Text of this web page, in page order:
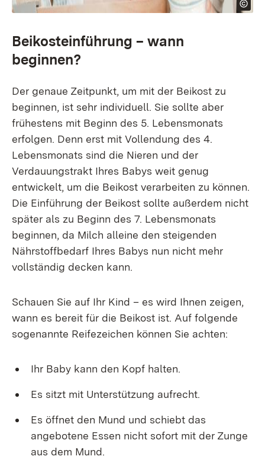
Beikosteinführung – wann
beginnen?
Der genaue Zeitpunkt, um mit der Beikost zu
beginnen, ist sehr individuell. Sie sollte aber
frühestens mit Beginn des 5. Lebensmonats
erfolgen. Denn erst mit Vollendung des 4.
Lebensmonats sind die Nieren und der
Verdauungstrakt Ihres Babys weit genug
entwickelt, um die Beikost verarbeiten zu können.
Die Einführung der Beikost sollte außerdem nicht
später als zu Beginn des 7. Lebensmonats
beginnen, da Milch alleine den steigenden
Nährstoffbedarf Ihres Babys nun nicht mehr
vollständig decken kann.
Schauen Sie auf Ihr Kind – es wird Ihnen zeigen,
wann es bereit für die Beikost ist. Auf folgende
sogenannte Reifezeichen können Sie achten:
Ihr Baby kann den Kopf halten.
Es sitzt mit Unterstützung aufrecht.
Es öffnet den Mund und schiebt das
angebotene Essen nicht sofort mit der Zunge
aus dem Mund.